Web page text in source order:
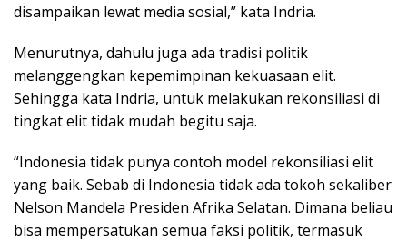
disampaikan lewat media sosial,” kata Indria.
Menurutnya, dahulu juga ada tradisi politik
melanggengkan kepemimpinan kekuasaan elit.
Sehingga kata Indria, untuk melakukan rekonsiliasi di
tingkat elit tidak mudah begitu saja.
“Indonesia tidak punya contoh model rekonsiliasi elit
yang baik. Sebab di Indonesia tidak ada tokoh sekaliber
Nelson Mandela Presiden Afrika Selatan. Dimana beliau
bisa mempersatukan semua faksi politik, termasuk